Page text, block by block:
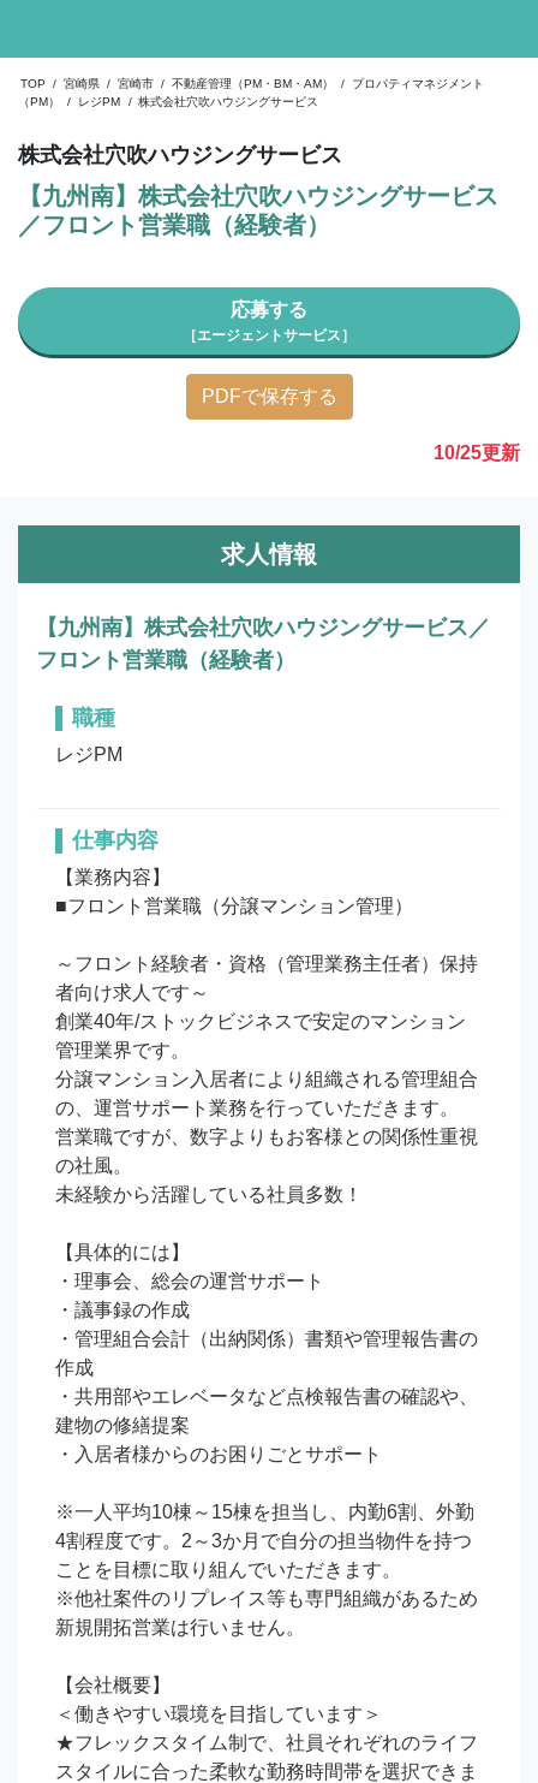
TOP / 宮崎県 / 宮崎市 / 不動産管理（PM・BM・AM） /
プロパティマネジメント
（PM）
/ レジPM / 株式会社穴吹ハウジングサービス
株式会社穴吹ハウジングサービス
【九州南】株式会社穴吹ハウジングサービス
／フロント営業職（経験者）
応募する
［エージェントサービス］
PDFで保存する
10/25更新
求人情報
【九州南】株式会社穴吹ハウジングサービス／
フロント営業職（経験者）
職種
レジPM
仕事内容
【業務内容】
■フロント営業職（分譲マンション管理）
～フロント経験者・資格（管理業務主任者）保持
者向け求人です～
創業40年/ストックビジネスで安定のマンション
管理業界です。
分譲マンション入居者により組織される管理組合
の、運営サポート業務を行っていただきます。
営業職ですが、数字よりもお客様との関係性重視
の社風。
未経験から活躍している社員多数！
【具体的には】
・理事会、総会の運営サポート
・議事録の作成
・管理組合会計（出納関係）書類や管理報告書の
作成
・共用部やエレベータなど点検報告書の確認や、
建物の修繕提案
・入居者様からのお困りごとサポート
※一人平均10棟～15棟を担当し、内勤6割、外勤
4割程度です。2～3か月で自分の担当物件を持つ
ことを目標に取り組んでいただきます。
※他社案件のリプレイス等も専門組織があるため
新規開拓営業は行いません。
【会社概要】
＜働きやすい環境を目指しています＞
★フレックスタイム制で、社員それぞれのライフ
スタイルに合った柔軟な勤務時間帯を選択できま